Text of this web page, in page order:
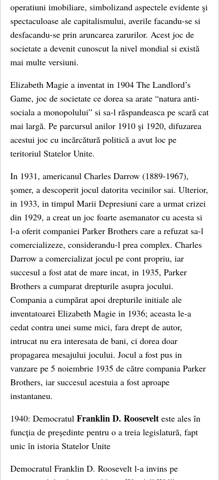
operatiuni imobiliare, simbolizand aspectele evidente şi
spectaculoase ale capitalismului, averile facandu-se si
desfacandu-se prin aruncarea zarurilor. Acest joc de
societate a devenit cunoscut la nivel mondial si există
mai multe versiuni.
Elizabeth Magie a inventat in 1904 The Landlord’s
Game, joc de societate ce dorea sa arate “natura anti-
sociala a monopolului” si sa-l răspandeasca pe scară cat
mai largă. Pe parcursul anilor 1910 şi 1920, difuzarea
acestui joc cu incărcătură politică a avut loc pe
teritoriul Statelor Unite.
In 1931, americanul Charles Darrow (1889-1967),
şomer, a descoperit jocul datorita vecinilor sai. Ulterior,
in 1933, in timpul Marii Depresiuni care a urmat crizei
din 1929, a creat un joc foarte asemanator cu acesta si
l-a oferit companiei Parker Brothers care a refuzat sa-l
comercializeze, considerandu-l prea complex. Charles
Darrow a comercializat jocul pe cont propriu, iar
succesul a fost atat de mare incat, in 1935, Parker
Brothers a cumparat drepturile asupra jocului.
Compania a cumpărat apoi drepturile initiale ale
inventatoarei Elizabeth Magie in 1936; aceasta le-a
cedat contra unei sume mici, fara drept de autor,
intrucat nu era interesata de bani, ci dorea doar
propagarea mesajului jocului. Jocul a fost pus in
vanzare pe 5 noiembrie 1935 de către compania Parker
Brothers, iar succesul acestuia a fost aproape
instantaneu.
1940: Democratul Franklin D. Roosevelt este ales în
funcția de președinte pentru o a treia legislatură, fapt
unic în istoria Statelor Unite
Democratul Franklin D. Roosevelt l-a invins pe